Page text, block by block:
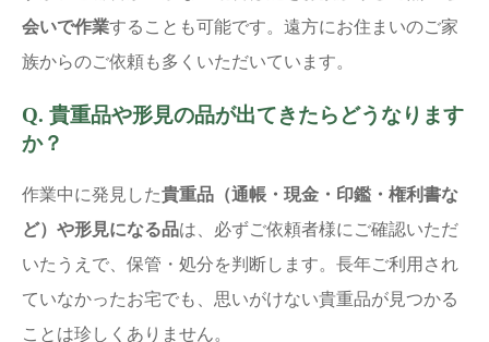
会いで作業することも可能です。遠方にお住まいのご家
族からのご依頼も多くいただいています。
Q. 貴重品や形見の品が出てきたらどうなります
か？
作業中に発見した貴重品（通帳・現金・印鑑・権利書な
ど）や形見になる品は、必ずご依頼者様にご確認いただ
いたうえで、保管・処分を判断します。長年ご利用され
ていなかったお宅でも、思いがけない貴重品が見つかる
ことは珍しくありません。